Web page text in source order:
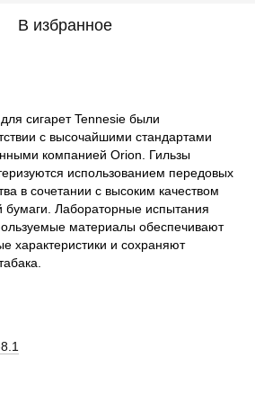
В избранное
сигарет Tennesie были
с высочайшими стандартами
компанией Orion. Гильзы
использованием передовых
в сочетании с высоким качеством
бумаги. Лабораторные испытания
материалы обеспечивают
характеристики и сохраняют